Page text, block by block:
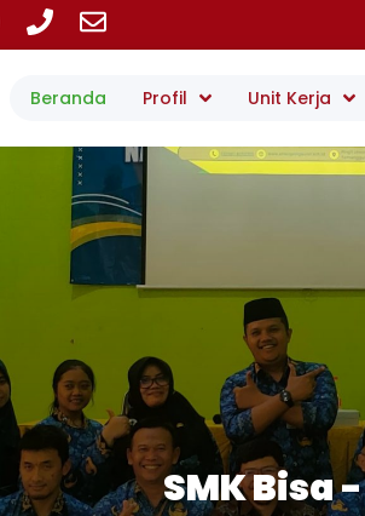
Beranda Profil Unit Kerja
SMK Bisa
Disiplin